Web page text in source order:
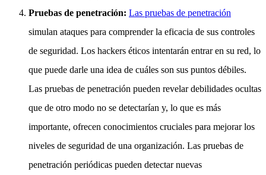
Pruebas de penetración: Las pruebas de penetración
simulan ataques para comprender la eficacia de sus controles
de seguridad. Los hackers éticos intentarán entrar en su red, lo
que puede darle una idea de cuáles son sus puntos débiles.
Las pruebas de penetración pueden revelar debilidades ocultas
que de otro modo no se detectarían y, lo que es más
importante, ofrecen conocimientos cruciales para mejorar los
niveles de seguridad de una organización. Las pruebas de
penetración periódicas pueden detectar nuevas